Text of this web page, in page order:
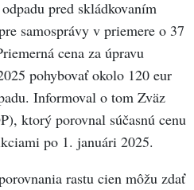
pred skládkovaním
samosprávy v priemere o 37
cena za úpravu
pohybovať okolo 120 eur
Informoval o tom Zväz
ktorý porovnal súčasnú cenu
po 1. januári 2025.
rastu cien môžu zdať